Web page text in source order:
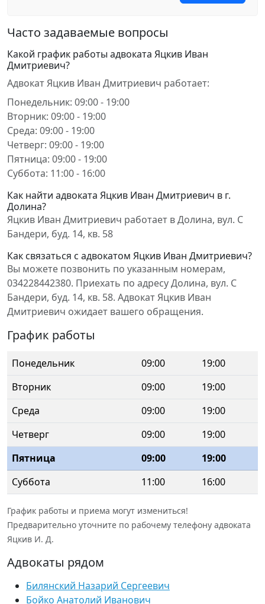
Часто задаваемые вопросы
Какой график работы адвоката Яцкив Иван
Дмитриевич?
Адвокат Яцкив Иван Дмитриевич работает:
Понедельник: 09:00 - 19:00
Вторник: 09:00 - 19:00
Среда: 09:00 - 19:00
Четверг: 09:00 - 19:00
Пятница: 09:00 - 19:00
Суббота: 11:00 - 16:00
Как найти адвоката Яцкив Иван Дмитриевич в г.
Долина?
Яцкив Иван Дмитриевич работает в Долина, вул. С
Бандери, буд. 14, кв. 58
Как связаться с адвокатом Яцкив Иван Дмитриевич?
Вы можете позвонить по указанным номерам,
034228442380. Приехать по адресу Долина, вул. С
Бандери, буд. 14, кв. 58. Адвокат Яцкив Иван
Дмитриевич ожидает вашего обращения.
График работы
Понедельник 09:00
19:00
Вторник
09:00
19:00
Среда
09:00
19:00
Четверг
09:00
19:00
Пятница
09:00
19:00
Суббота
11:00 16:00
График работы и приема могут измениться!
Предварительно уточните по рабочему телефону адвоката
Яцкив И. Д.
Адвокаты рядом
Билянский Назарий Сергеевич
Бойко Анатолий Иванович